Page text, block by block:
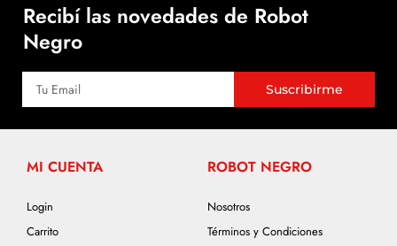
Recibí las novedades de Robot
Negro
Suscribirme
MI CUENTA
Login
Carrito
ROBOT NEGRO
Nosotros
Términos y Condiciones